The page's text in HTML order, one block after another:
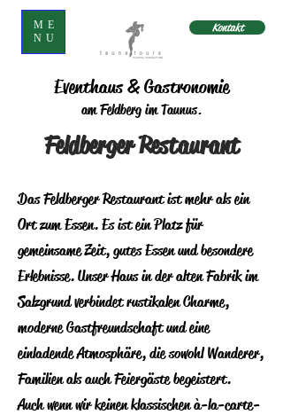
ME
NU
Kontakt
Eventhaus & Gastronomie
am Feldberg im Taunus.
Feldberger Restaurant
Das Feldberger Restaurant ist mehr als ein
Ort zum Essen. Es ist ein Platz für
gemeinsame Zeit, gutes Essen und besondere
Erlebnisse. Unser Haus in der alten Fabrik im
Salzgrund verbindet rustikalen Charme,
moderne Gastfreundschaft und eine
einladende Atmosphäre, die sowohl Wanderer,
Familien als auch Feiergäste begeistert.
Auch wenn wir keinen klassischen à-la-carte-